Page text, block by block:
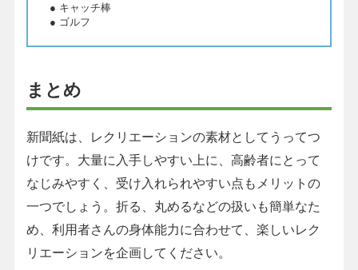
● キャッチ棒
● ゴルフ
まとめ
新聞紙は、レクリエーションの素材としてうってつ
けです。大量に入手しやすい上に、高齢者にとって
なじみやすく、受け入れられやすい点もメリットの
一つでしょう。折る、丸めるなどの扱いも簡単なた
め、利用者さんの身体能力に合わせて、楽しいレク
リエーションを企画してください。